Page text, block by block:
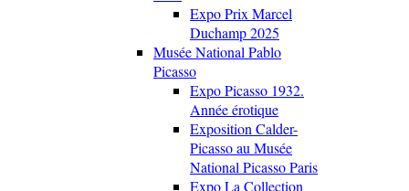
Expo Prix Marcel
Duchamp 2025
Musée National Pablo
Picasso
Expo Picasso 1932.
Année érotique
Exposition Calder-
Picasso au Musée
National Picasso Paris
Expo La Collection